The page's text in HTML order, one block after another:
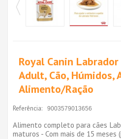
Royal Canin
Adult, Cão, Húmidos,
Alimento/Ração
Referência: 9003579013656
Alimento completo para cães
maturos - Com mais de 15 meses